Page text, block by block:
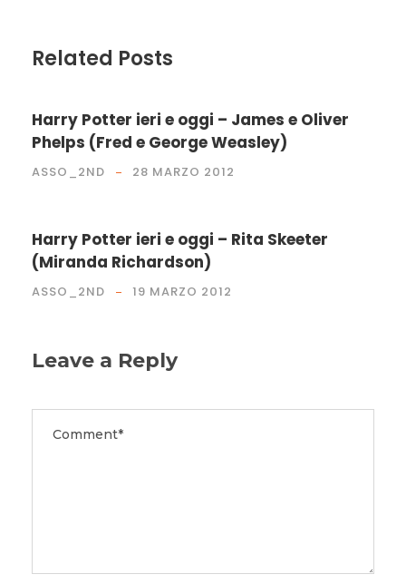
Related Posts
Harry Potter ieri e oggi – James e Oliver
Phelps (Fred e George Weasley)
ASSO_2ND 28 MARZO 2012
Harry Potter ieri e oggi – Rita Skeeter
(Miranda Richardson)
ASSO_2ND 19 MARZO 2012
Leave a Reply